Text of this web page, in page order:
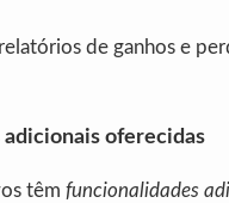
de ganhos e
adicionais oferecidas
têm funcionalidades